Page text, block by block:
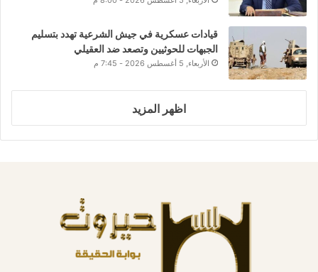
قيادات عسكرية في جيش الشرعية تهدد بتسليم
الجبهات للحوثيين وتصعد ضد العقيلي
الأربعاء, 5 أغسطس 2026 - 7:45 م
اظهر المزيد